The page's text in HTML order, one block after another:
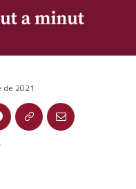
de 2021